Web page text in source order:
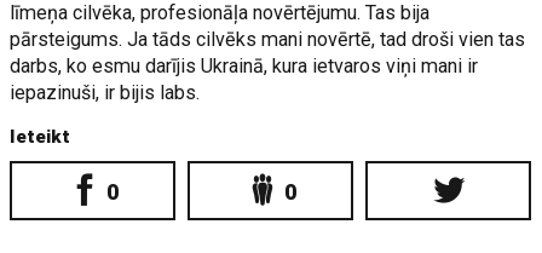
līmeņa cilvēka, profesionāļa novērtējumu. Tas bija
pārsteigums. Ja tāds cilvēks mani novērtē, tad droši vien tas
darbs, ko esmu darījis Ukrainā, kura ietvaros viņi mani ir
iepazinuši, ir bijis labs.
Ieteikt
0 0